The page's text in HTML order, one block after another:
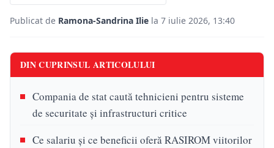
Publicat de Ramona-Sandrina Ilie la 7 iulie 2026, 13:40
DIN CUPRINSUL ARTICOLULUI
Compania de stat caută tehnicieni pentru sisteme
de securitate și infrastructuri critice
Ce salariu și ce beneficii oferă RASIROM viitorilor